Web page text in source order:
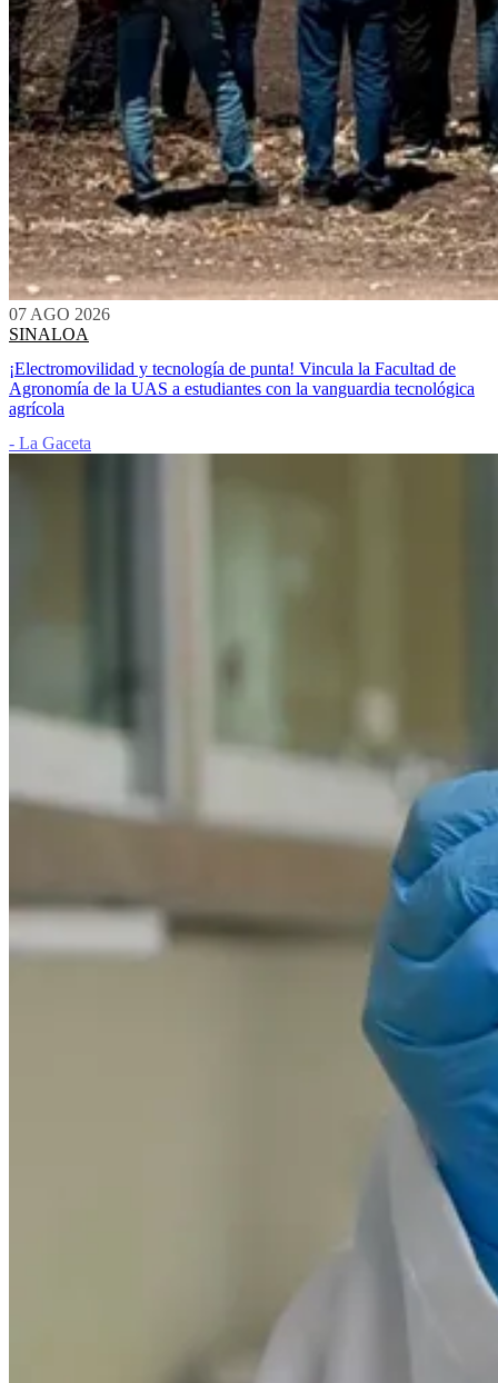
07 AGO 2026
SINALOA
¡Electromovilidad y tecnología de punta! Vincula la Facultad de
Agronomía de la UAS a estudiantes con la vanguardia tecnológica
agrícola
- La Gaceta